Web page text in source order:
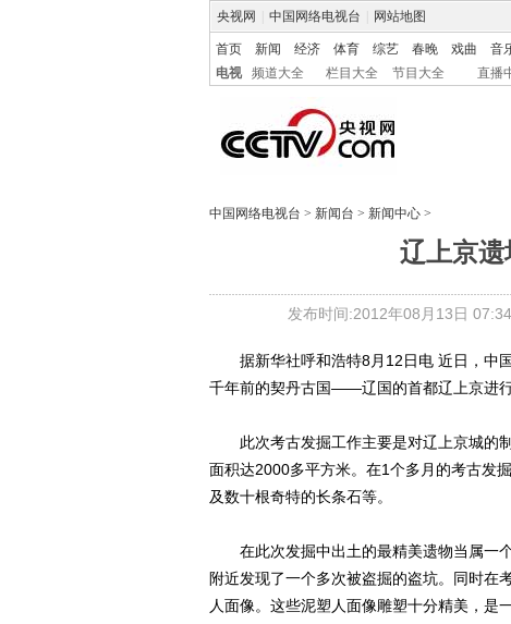
央视网 中国网络电视台 网站地图
首页 新闻 经济 体育 综艺 春晚 戏曲 音
电视
频道大全 栏目大全 节目大全 直播
中国网络电视台 > 新闻台 > 新闻中心 >
辽上京
发布时间:2012年08月13日
据新华社呼和浩特8月12日电 近日，中国
千年前的契丹古国——辽国的首都辽上京进行
此次考古发掘工作主要是对辽上京城的制
面积达2000多平方米。在1个多月的考古发
及数十根奇特的长条石等。
在此次发掘中出土的最精美遗物当属一个
附近发现了一个多次被盗掘的盗坑。同时在
人面像。这些泥塑人面像雕塑十分精美，是